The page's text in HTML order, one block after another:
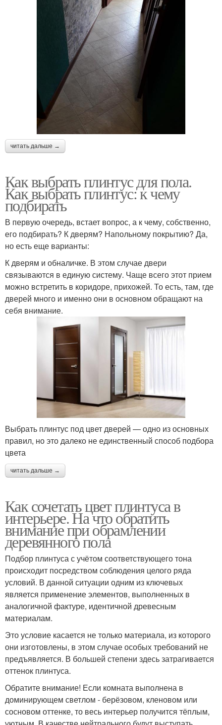
читать дальше →
Как выбрать плинтус для пола.
Как выбрать плинтус: к чему
подбирать
В первую очередь, встает вопрос, а к чему, собственно,
его подбирать? К дверям? Напольному покрытию? Да,
но есть еще варианты:
К дверям и обналичке. В этом случае двери
связываются в единую систему. Чаще всего этот прием
можно встретить в коридоре, прихожей. То есть, там, где
дверей много и именно они в основном обращают на
себя внимание.
Выбрать плинтус под цвет дверей — одно из основных
правил, но это далеко не единственный способ подбора
цвета
читать дальше →
Как сочетать цвет плинтуса в
интерьере. На что обратить
внимание при обрамлении
деревянного пола
Подбор плинтуса с учётом соответствующего тона
происходит посредством соблюдения целого ряда
условий. В данной ситуации одним из ключевых
является применение элементов, выполненных в
аналогичной фактуре, идентичной древесным
материалам.
Это условие касается не только материала, из которого
они изготовлены, в этом случае особых требований не
предъявляется. В большей степени здесь затрагивается
оттенок плинтуса.
Обратите внимание! Если комната выполнена в
доминирующем светлом - берёзовом, кленовом или
сосновом оттенке, то весь интерьер получится тёплым,